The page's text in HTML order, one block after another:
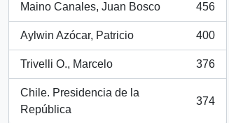
Maino Canales, Juan Bosco
, 456 results
456
Aylwin Azócar, Patricio
, 400 results
400
Trivelli O., Marcelo
, 376 results
376
Chile. Presidencia de la
República
, 374 results
374